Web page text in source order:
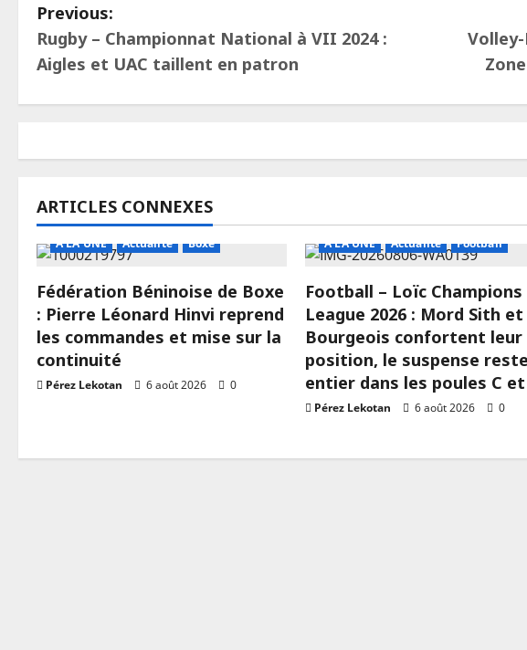
Previous:
Rugby – Championnat National à VII 2024 :
Aigles et UAC taillent en patron
ARTICLES CONNEXES
A LA UNE Actualité Boxe
Fédération Béninoise de Boxe
: Pierre Léonard Hinvi reprend
les commandes et mise sur la
continuité
Pérez Lekotan 6 août 2026 0
A LA UNE Actualité Football
Football – Loïc Champions
League 2026 : Mord Sith et
Bourgeois confortent leur
position, le suspense reste
entier dans les poules C
Pérez Lekotan 6 août 2026 0